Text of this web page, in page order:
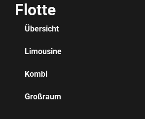
Flotte
Übersicht
Limousine
Kombi
Großraum